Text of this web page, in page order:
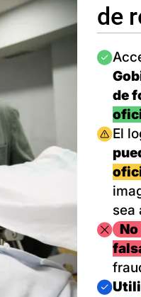
de
Imagen
de
Imagen
El
sea
Imagen
Imagen